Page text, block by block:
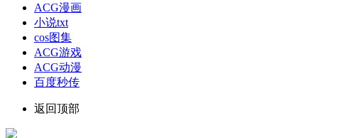
ACG漫画
小说txt
cos图集
ACG游戏
ACG动漫
百度秒传
返回顶部